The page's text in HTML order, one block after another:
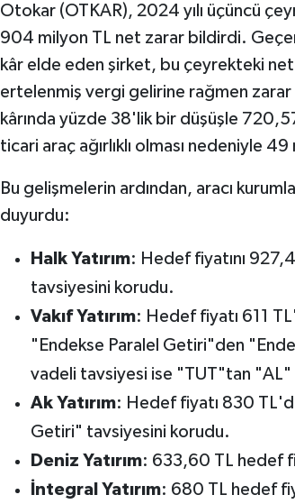
Otokar (OTKAR), 2024 yılı üçüncü
904 milyon TL net zarar bildirdi.
kâr elde eden şirket, bu çeyrekteki
ertelenmiş vergi gelirine rağmen
kârında yüzde 38'lik bir düşüşle
ticari araç ağırlıklı olması nedeniyle
Bu gelişmelerin ardından, aracı
duyurdu:
Halk Yatırım: Hedef fiyatını
tavsiyesini korudu.
Vakıf Yatırım: Hedef fiyatı 611
"Endekse Paralel Getiri"den
vadeli tavsiyesi ise "TUT"tan
Ak Yatırım: Hedef fiyatı 830
Getiri" tavsiyesini korudu.
Deniz Yatırım: 633,60 TL hedef
İntegral Yatırım: 680 TL hedef